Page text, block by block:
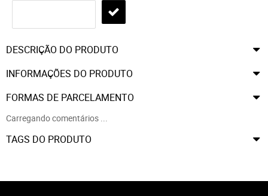
DESCRIÇÃO DO PRODUTO
INFORMAÇÕES DO PRODUTO
FORMAS DE PARCELAMENTO
Carregando comentários ...
TAGS DO PRODUTO